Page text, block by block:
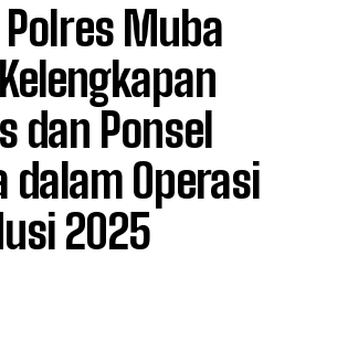
Muba
dan Ponsel
dalam Operasi
2025